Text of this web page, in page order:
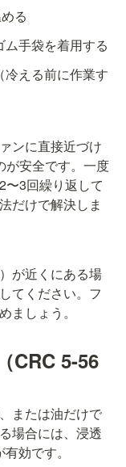
る
手袋を着用する
える前に作業す
ンに直接近づけ
が安全です。一度
3回繰り返して
だけで解決しま
が近くにある場
てください。フ
ましょう。
CRC 5-56
または油だけで
場合には、浸透
効です。